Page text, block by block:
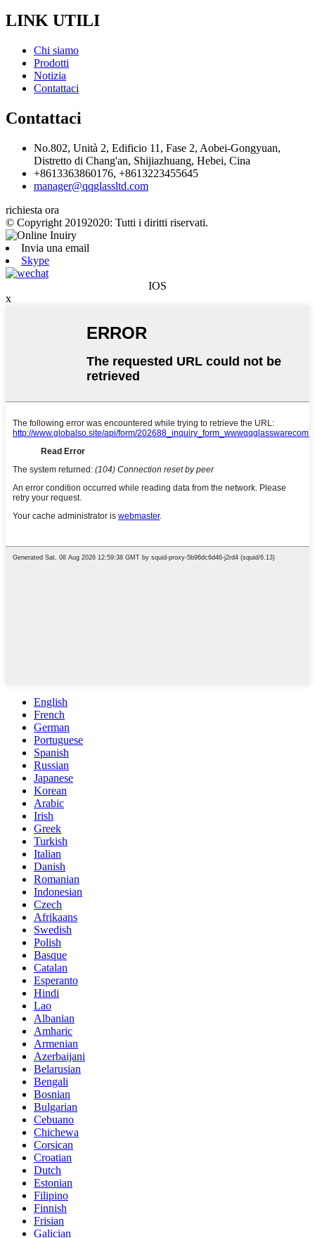
LINK UTILI
Chi siamo
Prodotti
Notizia
Contattaci
Contattaci
No.802, Unità 2, Edificio 11, Fase 2, Aobei-Gongyuan,
Distretto di Chang'an, Shijiazhuang, Hebei, Cina
+8613363860176, +8613223455645
manager@qqglassltd.com
richiesta ora
© Copyright 20192020: Tutti i diritti riservati.
Invia una email
Skype
IOS
x
English
French
German
Portuguese
Spanish
Russian
Japanese
Korean
Arabic
Irish
Greek
Turkish
Italian
Danish
Romanian
Indonesian
Czech
Afrikaans
Swedish
Polish
Basque
Catalan
Esperanto
Hindi
Lao
Albanian
Amharic
Armenian
Azerbaijani
Belarusian
Bengali
Bosnian
Bulgarian
Cebuano
Chichewa
Corsican
Croatian
Dutch
Estonian
Filipino
Finnish
Frisian
Galician